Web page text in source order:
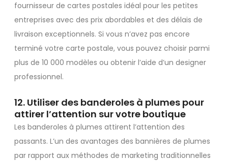
fournisseur de cartes postales idéal pour les petites
entreprises avec des prix abordables et des délais de
livraison exceptionnels. Si vous n’avez pas encore
terminé votre carte postale, vous pouvez choisir parmi
plus de 10 000 modèles ou obtenir l’aide d’un designer
professionnel.
12. Utiliser des banderoles à plumes pour
attirer l’attention sur votre boutique
Les banderoles à plumes attirent l’attention des
passants. L’un des avantages des bannières de plumes
par rapport aux méthodes de marketing traditionnelles